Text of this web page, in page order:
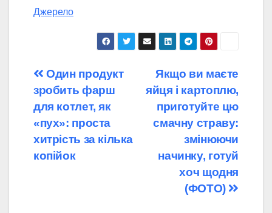
Джерело
Навігація
записів
Якщо ви маєте
яйця і картоплю,
приготуйте цю
смачну страву:
змінюючи
начинку, готуй
хоч щодня
(ФОТО)
Один продукт
зробить фарш
для котлет, як
«пух»: проста
хитрість за кілька
копійок